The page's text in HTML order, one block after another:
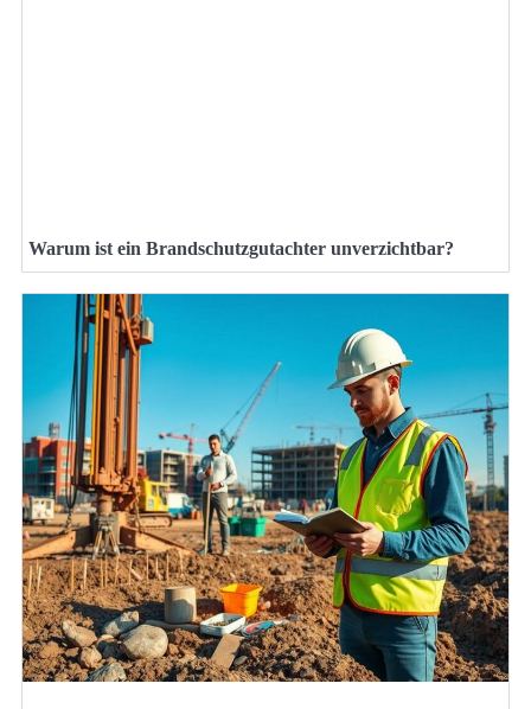
Warum ist ein Brandschutzgutachter unverzichtbar?